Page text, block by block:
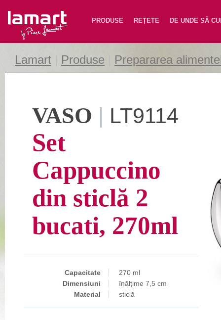
Lamart PRODUSE REȚETE DE UNDE SĂ
Lamart Produse Prepararea
VASO | LT9114
Set
Cappuccino
din sticlă 2
bucati, 270ml
Capacitate
270 ml
Dimensiuni
înălțime 7,5 cm
Material
sticlă